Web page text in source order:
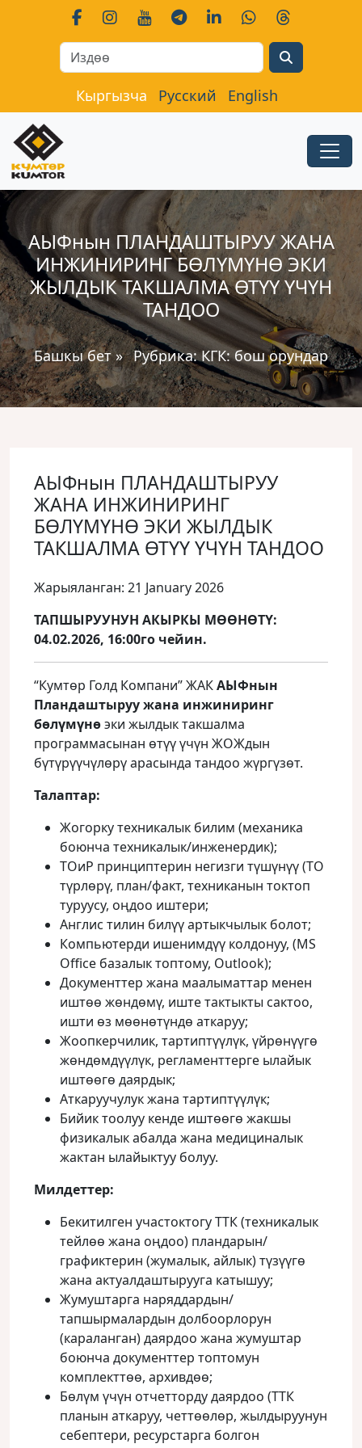
Кыргызча Русский English
АЫФнын ПЛАНДАШТЫРУУ ЖАНА
ИНЖИНИРИНГ БӨЛҮМҮНӨ ЭКИ
ЖЫЛДЫК ТАКШАЛМА ӨТҮҮ ҮЧҮН
ТАНДОО
Башкы бет» Рубрика:КГК: бош орундар
АЫФнын ПЛАНДАШТЫРУУ
ЖАНА ИНЖИНИРИНГ
БӨЛҮМҮНӨ ЭКИ ЖЫЛДЫК
ТАКШАЛМА ӨТҮҮ ҮЧҮН ТАНДОО
Жарыяланган: 21 January 2026
ТАПШЫРУУНУН АКЫРКЫ МӨӨНӨТҮ:
04.02.2026, 16:00го чейин.
“Кумтөр Голд Компани” ЖАКАЫФнын
Пландаштыруу жана инжиниринг
бөлүмүнөэки жылдык такшалма
программасынан өтүү үчүн ЖОЖдын
бүтүрүүчүлөрү арасында тандоо жүргүзөт.
Талаптар:
Жогорку техникалык билим (механика
боюнча техникалык/инженердик);
ТОиР принциптерин негизги түшүнүү (ТО
түрлөрү, план/факт, техниканын токтоп
туруусу, оңдоо иштери;
Англис тилин билүү артыкчылык болот;
Компьютерди ишенимдүү колдонуу, (MS
Office базалык топтому, Outlook);
Документтер жана маалыматтар менен
иштөө жөндөмү, иште тактыкты сактоо,
ишти өз мөөнөтүндө аткаруу;
Жоопкерчилик, тартиптүүлүк, үйрөнүүгө
жөндөмдүүлүк, регламенттерге ылайык
иштөөгө даярдык;
Аткаруучулук жана тартиптүүлүк;
Бийик тоолуу кенде иштөөгө жакшы
физикалык абалда жана медициналык
жактан ылайыктуу болуу.
Милдеттер:
Бекитилген участоктогу ТТК (техникалык
тейлөө жана оңдоо) пландарын/
графиктерин (жумалык, айлык) түзүүгө
жана актуалдаштырууга катышуу;
Жумуштарга наряддардын/
тапшырмалардын долбоорлорун
(караланган) даярдоо жана жумуштар
боюнча документтер топтомун
комплекттөө, архивдөө;
Бөлүм үчүн отчетторду даярдоо (ТТК
планын аткаруу, четтөөлөр, жылдыруунун
себептери, ресурстарга болгон